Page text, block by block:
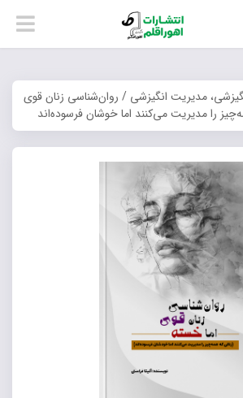
مدیریت انگیزشی / روان‌شناسی زنان قوی
را مدیریت می‌کنند اما خوشان فرسوده‌اند